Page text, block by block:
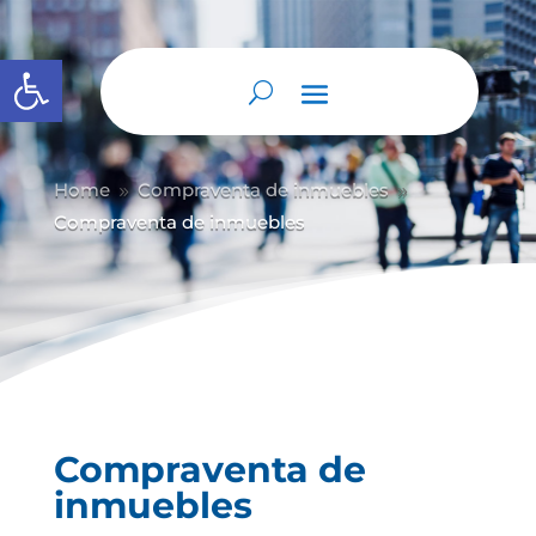
Abrir barra de herramientas
Home 9 Compraventa de inmuebles 9
Compraventa de inmuebles
Compraventa de
inmuebles